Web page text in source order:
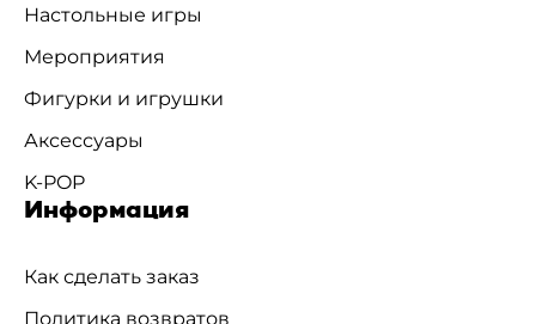
Настольные игры
Мероприятия
Фигурки и игрушки
Аксессуары
K-POP
Информация
Как сделать заказ
Политика возвратов